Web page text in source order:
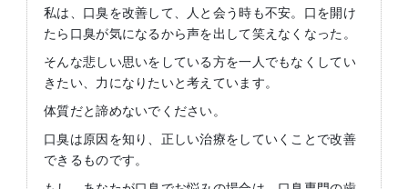
私は、口臭を改善して、人と会う時も不安。口を開け
たら口臭が気になるから声を出して笑えなくなった。
そんな悲しい思いをしている方を一人でもなくしてい
きたい、力になりたいと考えています。
体質だと諦めないでください。
口臭は原因を知り、正しい治療をしていくことで改善
できるものです。